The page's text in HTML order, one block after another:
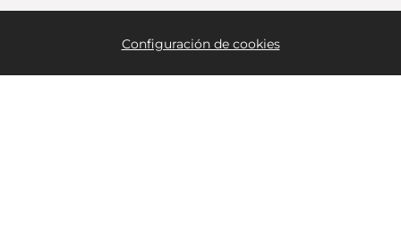
Configuración de cookies